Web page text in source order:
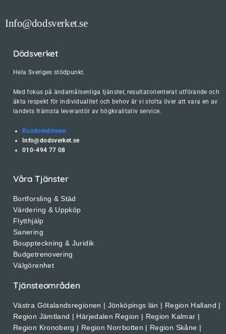
Info@dodsverket.se
Dödsverket
Hela Sveriges stödpunkt.
Med fokus på ändamålsenliga tjänster, resultatorienterat utförande och
äkta respekt för individualitet och behov är vi stolta över att vara en av
landets främsta leverantör av högkvalitativ service.
Kundomdömen
Info@dodsverket.se
010-494 77 08
Våra Tjänster
Bortforsling & Städ
Värdering & Uppköp
Flytthjälp
Sanering
Bouppteckning & Juridik
Budgetrenovering
Välgörenhet
Tjänsteområden
Västra Götalandsregionen | Jönköpings län | Region Halland |
Region Jämtland | Härjedalen Region | Region Kalmar |
Region Kronoberg | Region Norrbotten | Region Skåne |